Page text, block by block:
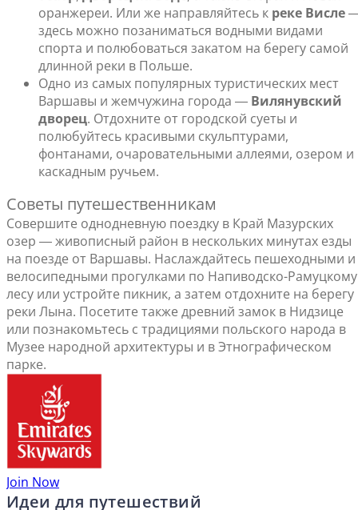
оранжереи. Или же направляйтесь к реке Висле
здесь можно позаниматься водными видами
спорта и полюбоваться закатом на берегу самой
длинной реки в Польше.
Одно из самых популярных туристических мест
Варшавы и жемчужина города ― Вилянувский
дворец. Отдохните от городской суеты и
полюбуйтесь красивыми скульптурами,
фонтанами, очаровательными аллеями, озером и
каскадным ручьем.
Советы путешественникам
Совершите однодневную поездку в Край Мазурских
озер ― живописный район в нескольких минутах езды
на поезде от Варшавы. Наслаждайтесь пешеходными и
велосипедными прогулками по Напиводско-Рамуцкому
лесу или устройте пикник, а затем отдохните на берегу
реки Лына. Посетите также древний замок в Нидзице
или познакомьтесь с традициями польского народа в
Музее народной архитектуры и в Этнографическом
парке.
Join Now
Идеи для путешествий